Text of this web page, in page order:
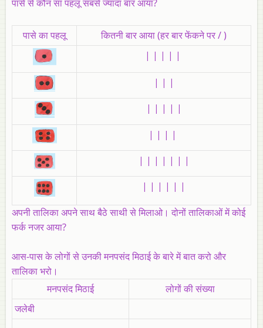
पासे से कौन सा पहलू सबसे ज्यादा बार आया?
पासे का पहलू
कितनी बार आया (हर बार फेंकने पर / )
| | | | |
| | |
| | | | |
| | | |
| | | | | | |
| | | | | |
अपनी तालिका अपने साथ बैठे साथी से मिलाओ। दोनों तालिकाओं में कोई
फर्क नजर आया?
आस-पास के लोगों से उनकी मनपसंद मिठाई के बारे में बात करो और
तालिका भरो।
मनपसंद मिठाई
लोगों की संख्या
जलेबी